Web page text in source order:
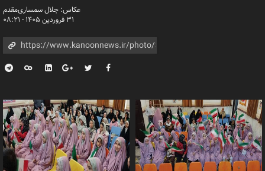
عکاس: جلال سمساری‌مقدم
۳۱ فروردین ۱۴۰۵ - ۰۸:۲۱